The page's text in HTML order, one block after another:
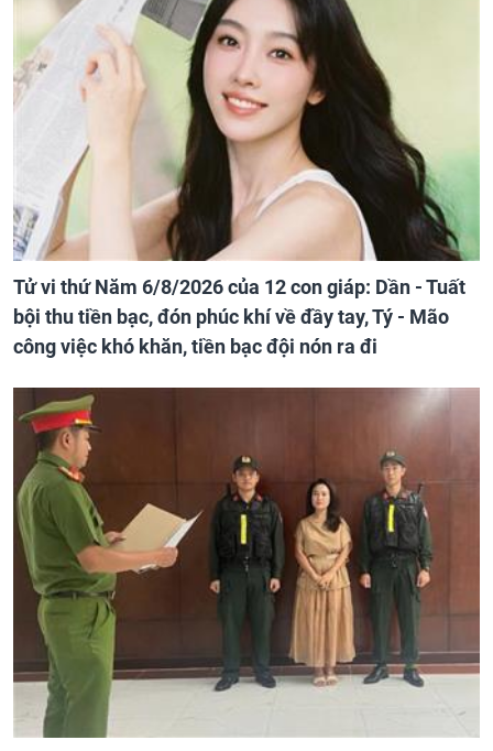
Tử vi thứ Năm 6/8/2026 của 12 con giáp: Dần - Tuất
bội thu tiền bạc, đón phúc khí về đầy tay, Tý - Mão
công việc khó khăn, tiền bạc đội nón ra đi